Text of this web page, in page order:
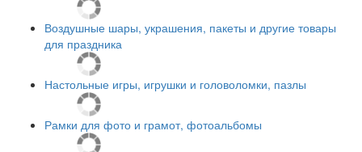
Воздушные шары, украшения, пакеты и другие товары
для праздника
Настольные игры, игрушки и головоломки, пазлы
Рамки для фото и грамот, фотоальбомы